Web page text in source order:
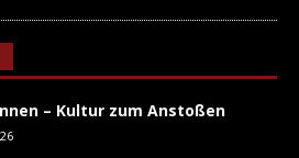
– Kultur zum Anstoßen